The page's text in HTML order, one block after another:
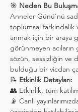
🎯 Neden Bu
Anneler Günü’nü
toplumsal
anmak için bir araya
görünmeyen acıların
sözün, sessizliğin ve
bulduğu bir vicdan
📝 Etkinlik Detayları:
👥 Etkinlik, tüm
📡 Canlı